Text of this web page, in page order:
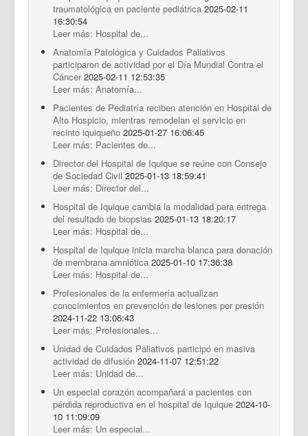
traumatológica en paciente pediátrica 2025-02-11
16:30:54
Leer más: Hospital de...
Anatomía Patológica y Cuidados Paliativos
participaron de actividad por el Día Mundial Contra el
Cáncer 2025-02-11 12:53:35
Leer más: Anatomía...
Pacientes de Pediatría reciben atención en Hospital de
Alto Hospicio, mientras remodelan el servicio en
recinto iquiqueño 2025-01-27 16:06:45
Leer más: Pacientes de...
Director del Hospital de Iquique se reúne con Consejo
de Sociedad Civil 2025-01-13 18:59:41
Leer más: Director del...
Hospital de Iquique cambia la modalidad para entrega
del resultado de biopsias 2025-01-13 18:20:17
Leer más: Hospital de...
Hospital de Iquique inicia marcha blanca para donación
de membrana amniótica 2025-01-10 17:36:38
Leer más: Hospital de...
Profesionales de la enfermería actualizan
conocimientos en prevención de lesiones por presión
2024-11-22 13:06:43
Leer más: Profesionales...
Unidad de Cuidados Paliativos participó en masiva
actividad de difusión 2024-11-07 12:51:22
Leer más: Unidad de...
Un especial corazón acompañará a pacientes con
pérdida reproductiva en el hospital de Iquique 2024-10-
10 11:09:09
Leer más: Un especial...